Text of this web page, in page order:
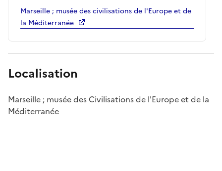
Marseille ; musée des civilisations de l'Europe et de
la Méditerranée
Localisation
Marseille ; musée des Civilisations de l'Europe et de la
Méditerranée